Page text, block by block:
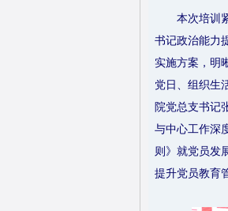
本次培训
书记政治能力
实施方案，明
党日、组织生
院党总支书记
与中心工作深
则》就党员发
提升党员教育